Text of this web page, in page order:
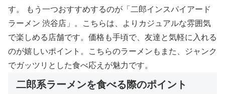
す。 もう一つおすすめするのが「二郎インスパイアード
ラーメン 渋谷店」。こちらは、よりカジュアルな雰囲気
で楽しめる店舗です。価格も手頃で、友達と気軽に入れる
のが嬉しいポイント。こちらのラーメンもまた、ジャンク
でガッツリとした食べ応えが魅力です。
二郎系ラーメンを食べる際のポイント